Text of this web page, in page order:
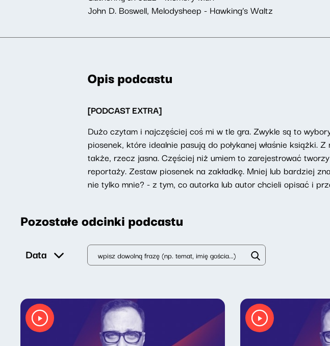
John D. Boswell, Melodysheep - Hawking’s Waltz
Opis podcastu
[PODCAST EXTRA]
Dużo czytam i najczęściej coś mi w tle gra. Zwykle są to
piosenek, które idealnie pasują do połykanej właśnie książki.
także, rzecz jasna. Częściej niż umiem to zarejestrować
reportaży. Zestaw piosenek na zakładkę. Mniej lub bardziej
nie tylko mnie? - z tym, co autorka lub autor chcieli opisać i
Pozostałe odcinki podcastu
Data